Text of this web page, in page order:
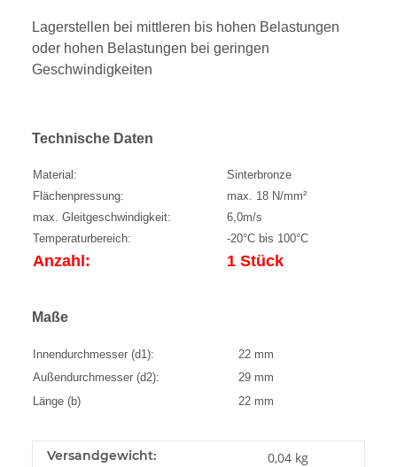
Lagerstellen bei mittleren bis hohen Belastungen
oder hohen Belastungen bei geringen
Geschwindigkeiten
Technische Daten
Material:
Sinterbronze
Flächenpressung:
max. 18 N/mm²
max. Gleitgeschwindigkeit:
6,0m/s
Temperaturbereich:
-20°C bis 100°C
Anzahl: 1 Stück
Maße
Innendurchmesser (d1):
22 mm
Außendurchmesser (d2):
29 mm
Länge (b)
22 mm
Versandgewicht: 0,04 kg